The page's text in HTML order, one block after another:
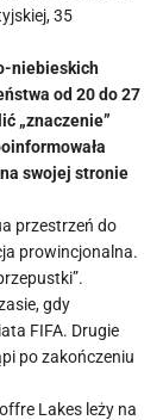
35
niebieskich
od 20 do 27
„znaczenie”
na swojej stronie
przestrzeń do
prowincjonalna.
gdy
FIFA. Drugie
po zakończeniu
Lakes leży na